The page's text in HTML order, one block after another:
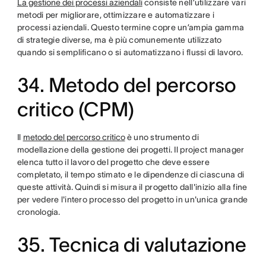
La gestione dei processi aziendaliconsiste nell’utilizzare vari
metodi per migliorare, ottimizzare e automatizzare i
processi aziendali. Questo termine copre un’ampia gamma
di strategie diverse, ma è più comunemente utilizzato
quando si semplificano o si automatizzano i flussi di lavoro.
34. Metodo del percorso
critico (CPM)
Il metodo del percorso criticoè uno strumento di
modellazione della gestione dei progetti. Il project manager
elenca tutto il lavoro del progetto che deve essere
completato, il tempo stimato e le dipendenze di ciascuna di
queste attività. Quindi si misura il progetto dall'inizio alla fine
per vedere l'intero processo del progetto in un'unica grande
cronologia.
35. Tecnica di valutazione